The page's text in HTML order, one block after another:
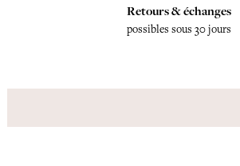
Retours & échanges
possibles sous 30 jours